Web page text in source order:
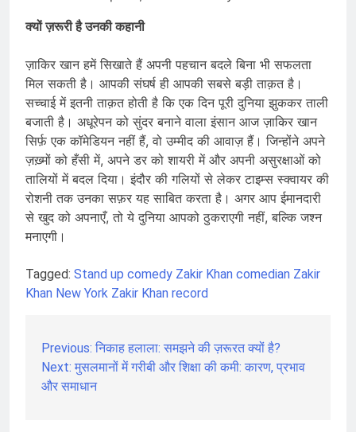
क्यों ज़रूरी है उनकी कहानी
ज़ाकिर खान हमें सिखाते हैं अपनी पहचान बदले बिना भी सफलता
मिल सकती है। आपकी संघर्ष ही आपकी सबसे बड़ी ताक़त है।
सच्चाई में इतनी ताक़त होती है कि एक दिन पूरी दुनिया झुककर ताली
बजाती है। अधूरेपन को सुंदर बनाने वाला इंसान आज ज़ाकिर खान
सिर्फ़ एक कॉमेडियन नहीं हैं, वो उम्मीद की आवाज़ हैं। जिन्होंने अपने
ज़ख़्मों को हँसी में, अपने डर को शायरी में और अपनी असुरक्षाओं को
तालियों में बदल दिया। इंदौर की गलियों से लेकर टाइम्स स्क्वायर की
रोशनी तक उनका सफ़र यह साबित करता है। अगर आप ईमानदारी
से खुद को अपनाएँ, तो ये दुनिया आपको ठुकराएगी नहीं, बल्कि जश्न
मनाएगी।
Tagged: Stand up comedy Zakir Khan comedian Zakir
Khan New York Zakir Khan record
पोस्ट
नेविगेशन
Previous: निकाह हलाला: समझने की ज़रूरत क्यों है?
Next: मुसलमानों में गरीबी और शिक्षा की कमी: कारण, प्रभाव
और समाधान